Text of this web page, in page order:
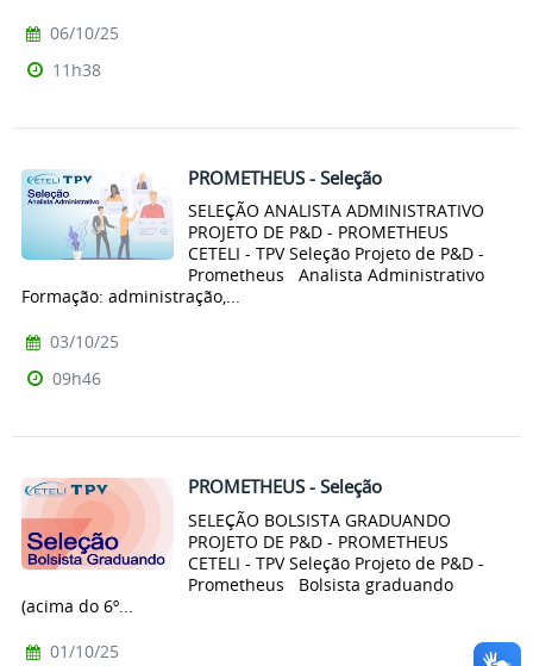
06/10/25
11h38
PROMETHEUS - Seleção
SELEÇÃO ANALISTA ADMINISTRATIVO
PROJETO DE P&D - PROMETHEUS
CETELI - TPV Seleção Projeto de P&D -
Prometheus Analista Administrativo
Formação: administração,...
03/10/25
09h46
PROMETHEUS - Seleção
SELEÇÃO BOLSISTA GRADUANDO
PROJETO DE P&D - PROMETHEUS
CETELI - TPV Seleção Projeto de P&D -
Prometheus Bolsista graduando
(acima do 6º...
01/10/25